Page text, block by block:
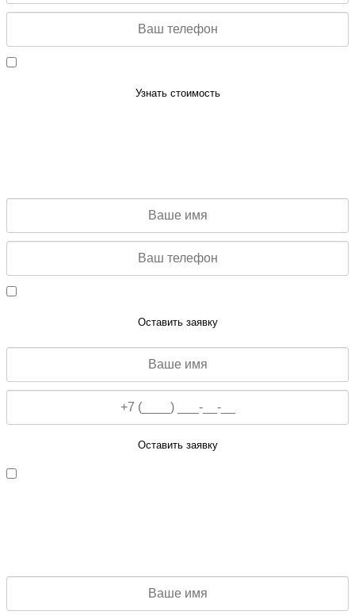
Узнать стоимость
Оставить заявку
Оставить заявку